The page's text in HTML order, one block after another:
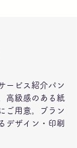
ービス紹介パン
高級感のある紙
ご用意。ブラン
デザイン・印刷